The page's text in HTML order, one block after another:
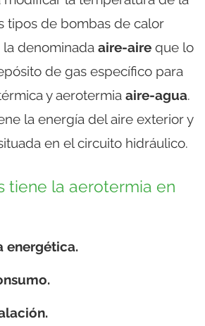
tipos de bombas de calor
denominada aire-aire que lo
de gas específico para
y aerotermia aire-agua.
la energía del aire exterior y
en el circuito hidráulico.
tiene la aerotermia en
energética.